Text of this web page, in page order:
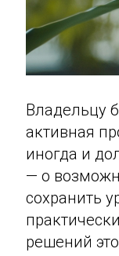
Владельцу
активная
иногда и
— о
сохранить
решений